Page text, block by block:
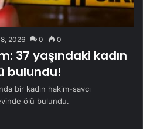
2026 0 0
37 yaşındaki kadın
bulundu!
bir kadın hakim-savcı
ölü bulundu.